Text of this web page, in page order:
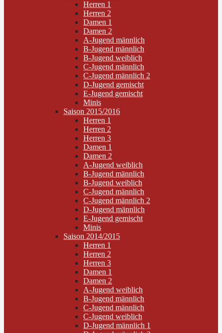
Herren 1
Herren 2
Damen 1
Damen 2
A-Jugend männlich
B-Jugend männlich
B-Jugend weiblich
C-Jugend männlich
C-Jugend männlich 2
D-Jugend gemischt
E-Jugend gemischt
Minis
Saison 2015/2016
Herren 1
Herren 2
Herren 3
Damen 1
Damen 2
A-Jugend weiblich
B-Jugend männlich
B-Jugend weiblich
C-Jugend männlich
C-Jugend männlich 2
D-Jugend männlich
E-Jugend gemischt
Minis
Saison 2014/2015
Herren 1
Herren 2
Herren 3
Damen 1
Damen 2
A-Jugend weiblich
B-Jugend männlich
C-Jugend männlich
C-Jugend weiblich
D-Jugend männlich 1